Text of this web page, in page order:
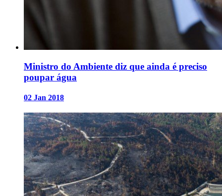
Ministro do Ambiente diz que ainda é preciso
poupar água
02 Jan 2018